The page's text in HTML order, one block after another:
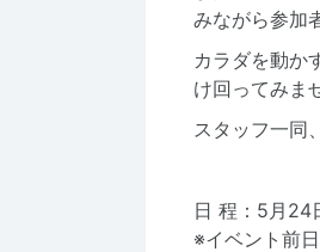
みながら参加
カラダを動か
け回ってみま
スタッフ一同
日 程：5月24
※イベント前